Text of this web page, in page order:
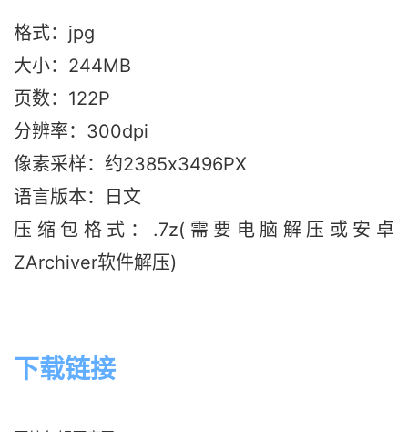
格式：jpg
大小：244MB
页数：122P
分辨率：300dpi
像素采样：约2385x3496PX
语言版本：日文
压缩包格式：.7z(需要电脑解压或安卓
ZArchiver软件解压)
下载链接